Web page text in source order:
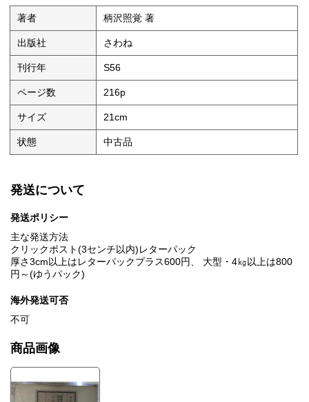
著者 柄沢照覚 著
出版社 さわね
刊行年 S56
ページ数 216p
サイズ 21cm
状態 中古品
発送について
発送ポリシー
主な発送方法
クリックポスト(3センチ以内)レターパック
厚さ3cm以上はレターパックプラス600円、 大型・4㎏以上は800
円～(ゆうパック)
海外発送可否
不可
商品画像